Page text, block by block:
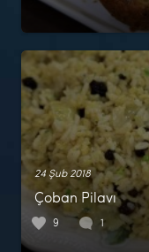
24 Şub 2018
Çoban Pilavı
9 1